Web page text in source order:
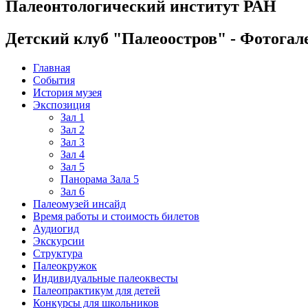
Палеонтологический институт РАН
Детский клуб "Палеоостров" -
Главная
События
История музея
Экспозиция
Зал 1
Зал 2
Зал 3
Зал 4
Зал 5
Панорама Зала 5
Зал 6
Палеомузей инсайд
Время работы и стоимость билетов
Аудиогид
Экскурсии
Структура
Палеокружок
Индивидуальные палеоквесты
Палеопрактикум для детей
Конкурсы для школьников